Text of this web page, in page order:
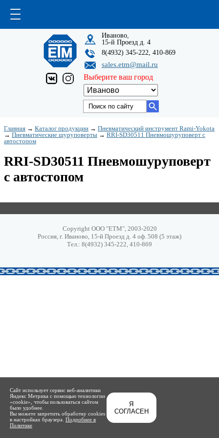
Иваново,
15-й Проезд д. 4
8(4932) 345-222, 410-869
sales.etm@mail.ru
Выберите ваш город
Главная → Каталог продукции → Пневматический инструмент Rami-Yokota
→ Пневматические шуруповерты → RRI-SD30511 Пневмошуруповерт с
автостопом
RRI-SD30511 Пневмошуруповерт
с автостопом
Copyright ООО "ЕТМ", 2003-2020
Россия, г. Иваново, 15-й Проезд д. 4 оф. 508 (5 этаж)
Тел.: 8(4932) 345-222, 410-869
Сайт использует сервис веб-аналитики
Яндекс Метрика с помощью технологии
«cookie», чтобы пользоваться сайтом
было удобнее.
Вы можете запретить обработку cookies
в настройках браузера. Подробнее в
Политике
Я
СОГЛАСЕН